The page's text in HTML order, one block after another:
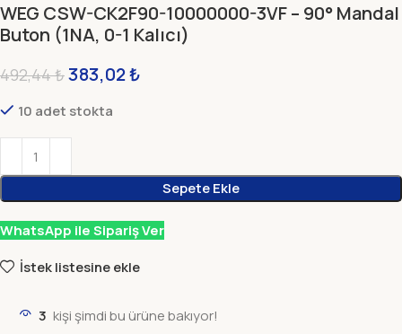
WEG CSW-CK2F90-10000000-3VF – 90° Mandal
Buton (1NA, 0-1 Kalıcı)
492,44₺383,02₺
10 adet stokta
Sepete Ekle
WhatsApp ile Sipariş Ver
İstek listesine ekle
3 kişi şimdi bu ürüne bakıyor!